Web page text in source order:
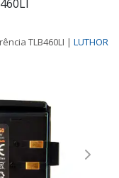
TLB460LI | LUTHOR
Next